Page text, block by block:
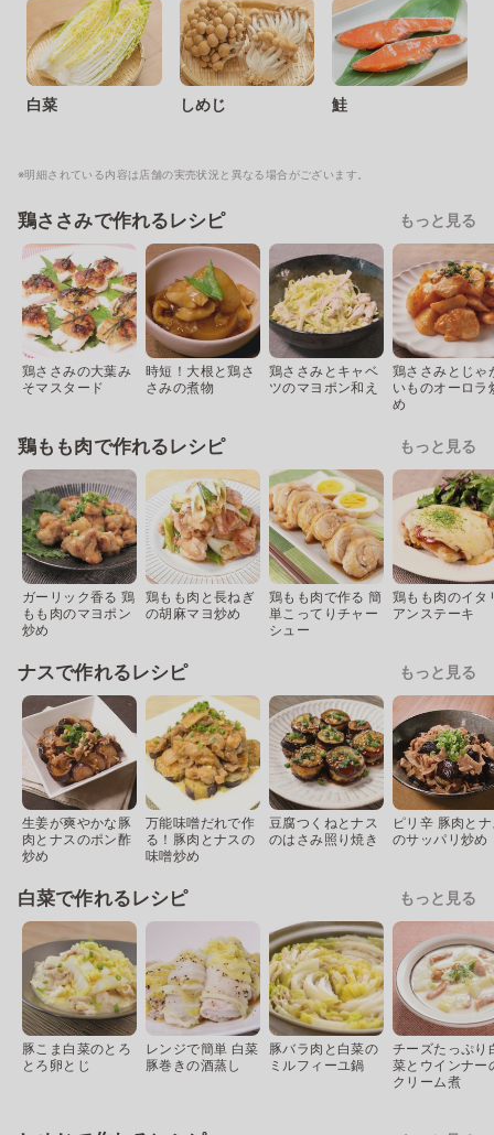
白菜 しめじ 鮭
※明細されている内容は店舗の実売状況と異なる場合がございます。
鶏ささみで作れるレシピ もっと見る
鶏ささみの大葉み
そマスタード
時短！大根と鶏さ
さみの煮物
鶏ささみとキャベ
ツのマヨポン和え
鶏ささみとじゃ
いものオーロラ
め
鶏もも肉で作れるレシピ もっと見る
ガーリック香る 鶏
もも肉のマヨポン
炒め
鶏もも肉と長ねぎ
の胡麻マヨ炒め
鶏もも肉で作る 簡
単こってりチャー
シュー
鶏もも肉のイタ
アンステーキ
ナスで作れるレシピ もっと見る
生姜が爽やかな豚
肉とナスのポン酢
炒め
万能味噌だれで作
る！豚肉とナスの
味噌炒め
豆腐つくねとナス
のはさみ照り焼き
ピリ辛 豚肉と
のサッパリ炒め
白菜で作れるレシピ もっと見る
豚こま白菜のとろ
とろ卵とじ
レンジで簡単 白菜
豚巻きの酒蒸し
豚バラ肉と白菜の
ミルフィーユ鍋
チーズたっぷり
菜とウインナー
クリーム煮